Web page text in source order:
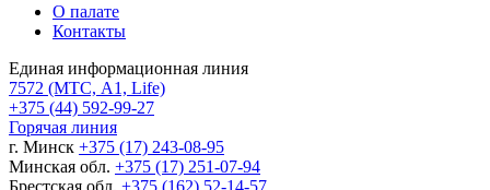
О палате
Контакты
Единая информационная линия
7572 (МТС, A1, Life)
+375 (44) 592-99-27
Горячая линия
г. Минск +375 (17) 243-08-95
Минская обл. +375 (17) 251-07-94
Брестская обл. +375 (162) 52-14-57